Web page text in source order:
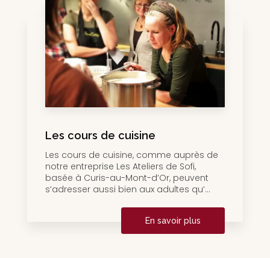
Les cours de cuisine
Les cours de cuisine, comme auprès de
notre entreprise Les Ateliers de Sofi,
basée à Curis-au-Mont-d’Or, peuvent
s’adresser aussi bien aux adultes qu’...
En savoir plus